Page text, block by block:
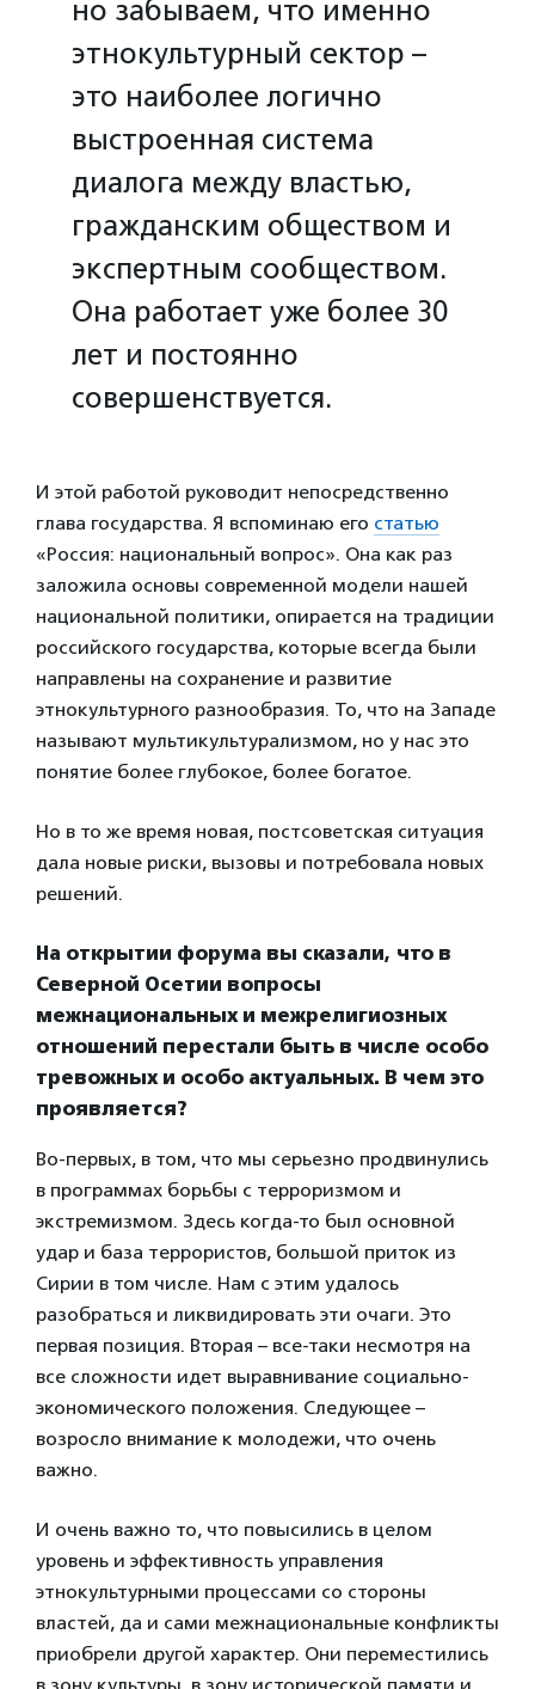
но забываем, что именно
этнокультурный сектор –
это наиболее логично
выстроенная система
диалога между властью,
гражданским обществом и
экспертным сообществом.
Она работает уже более 30
лет и постоянно
совершенствуется.
И этой работой руководит непосредственно
глава государства. Я вспоминаю его статью
«Россия: национальный вопрос». Она как раз
заложила основы современной модели нашей
национальной политики, опирается на традиции
российского государства, которые всегда были
направлены на сохранение и развитие
этнокультурного разнообразия. То, что на Западе
называют мультикультурализмом, но у нас это
понятие более глубокое, более богатое.
Но в то же время новая, постсоветская ситуация
дала новые риски, вызовы и потребовала новых
решений.
На открытии форума вы сказали, что в
Северной Осетии вопросы
межнациональных и межрелигиозных
отношений перестали быть в числе особо
тревожных и особо актуальных. В чем это
проявляется?
Во-первых, в том, что мы серьезно продвинулись
в программах борьбы с терроризмом и
экстремизмом. Здесь когда-то был основной
удар и база террористов, большой приток из
Сирии в том числе. Нам с этим удалось
разобраться и ликвидировать эти очаги. Это
первая позиция. Вторая – все-таки несмотря на
все сложности идет выравнивание социально-
экономического положения. Следующее –
возросло внимание к молодежи, что очень
важно.
И очень важно то, что повысились в целом
уровень и эффективность управления
этнокультурными процессами со стороны
властей, да и сами межнациональные конфликты
приобрели другой характер. Они переместились
в зону культуры, в зону исторической памяти и